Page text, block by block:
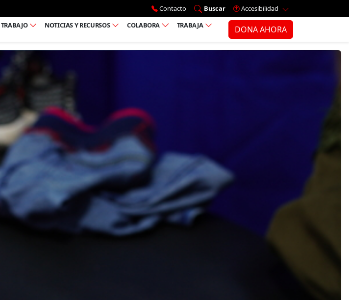
Ir al menú principal
Contacto Buscar
Accesibilidad
NOTICIAS Y RECURSOS COLABORA TRABAJA DONA AHORA